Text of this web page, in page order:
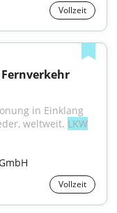
Vollzeit
Fernverkehr
in Einklang
weltweit. LKW
Vollzeit